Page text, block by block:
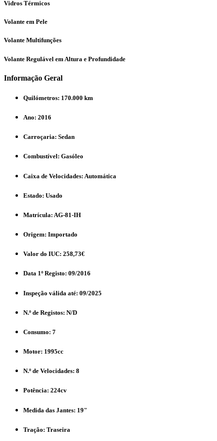
Vidros Térmicos
Volante em Pele
Volante Multifunções
Volante Regulável em Altura e Profundidade
Informação Geral
Quilómetros: 170.000 km
Ano: 2016
Carroçaria: Sedan
Combustível: Gasóleo
Caixa de Velocidades: Automática
Estado: Usado
Matrícula: AG-81-IH
Origem: Importado
Valor do IUC: 258,73€
Data 1º Registo: 09/2016
Inspeção válida até: 09/2025
N.º de Registos: N/D
Consumo: 7
Motor: 1995cc
N.º de Velocidades: 8
Potência: 224cv
Medida das Jantes: 19"
Tração: Traseira